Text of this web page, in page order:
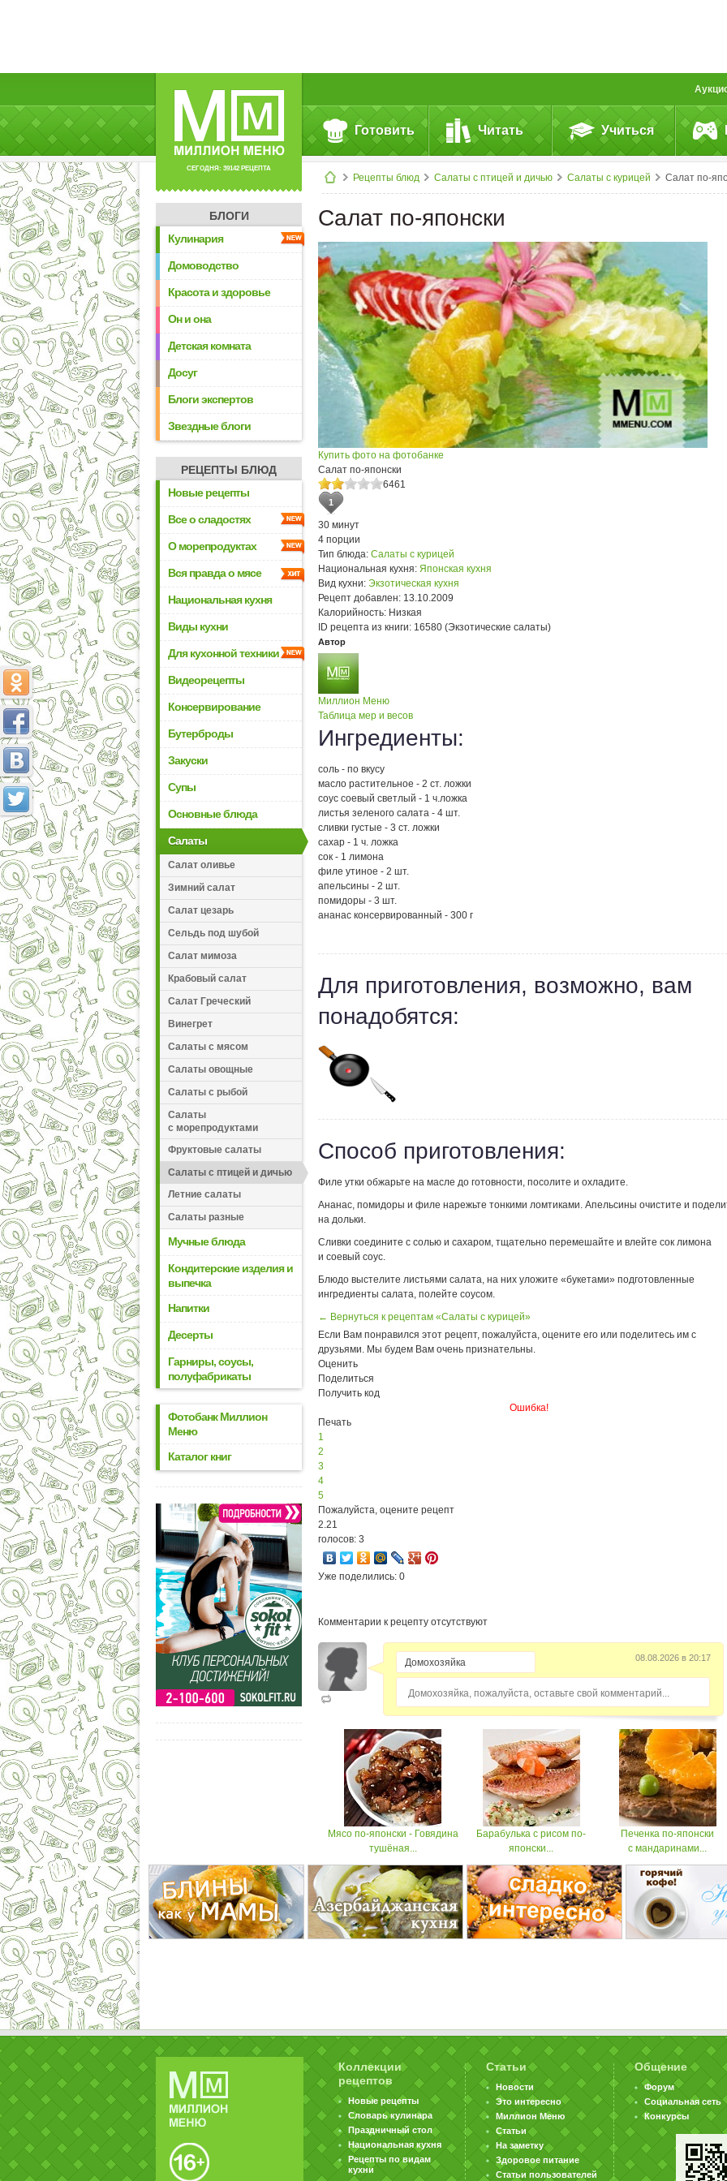
СЕГОДНЯ: 39142 РЕЦЕПТА
Готовить Читать Учиться
Рецепты блюд Салаты с птицей и дичью Салаты с курицей Салат по-
БЛОГИ
Кулинария
Домоводство
Красота и здоровье
Он и она
Детская комната
Досуг
Блоги экспертов
Звездные блоги
РЕЦЕПТЫ БЛЮД
Новые рецепты
Все о сладостях
О морепродуктах
Вся правда о мясе
Национальная кухня
Виды кухни
Для кухонной техники
Видеорецепты
Консервирование
Бутерброды
Закуски
Супы
Основные блюда
Салаты
Салат оливье
Зимний салат
Салат цезарь
Сельдь под шубой
Салат мимоза
Крабовый салат
Салат Греческий
Винегрет
Салаты с мясом
Салаты овощные
Салаты с рыбой
Салаты
с морепродуктами
Фруктовые салаты
Салаты с птицей и дичью
Летние салаты
Салаты разные
Мучные блюда
Кондитерские изделия и
выпечка
Напитки
Десерты
Гарниры, соусы,
полуфабрикаты
Фотобанк Миллион
Меню
Каталог книг
Салат по-японски
Купить фото на фотобанке
Салат по-японски
6461
1
30 минут
4 порции
Тип блюда: Салаты с курицей
Национальная кухня: Японская кухня
Вид кухни: Экзотическая кухня
Рецепт добавлен: 13.10.2009
Калорийность: Низкая
ID рецепта из книги: 16580 (Экзотические салаты)
Автор
Миллион Меню
Таблица мер и весов
Ингредиенты:
соль - по вкусу
масло растительное - 2 ст. ложки
соус соевый светлый - 1 ч.ложка
листья зеленого салата - 4 шт.
сливки густые - 3 ст. ложки
сахар - 1 ч. ложка
сок - 1 лимона
филе утиное - 2 шт.
апельсины - 2 шт.
помидоры - 3 шт.
ананас консервированный - 300 г
Для приготовления, возможно, вам
понадобятся:
Способ приготовления:
Филе утки обжарьте на масле до готовности, посолите и охладите.
Ананас, помидоры и филе нарежьте тонкими ломтиками. Апельсины очистите и
на дольки.
Сливки соедините с солью и сахаром, тщательно перемешайте и влейте сок лимона
и соевый соус.
Блюдо выстелите листьями салата, на них уложите «букетами» подготовленные
ингредиенты салата, полейте соусом.
← Вернуться к рецептам «Салаты с курицей»
Если Вам понравился этот рецепт, пожалуйста, оцените его или поделитесь им с
друзьями. Мы будем Вам очень признательны.
Оценить
Поделиться
Получить код
Ошибка!
Печать
1
2
3
4
5
Пожалуйста, оцените рецепт
2.21
голосов: 3
Уже поделились: 0
Комментарии к рецепту отсутствуют
08.08.2026 в 20:17
Домохозяйка, пожалуйста, оставьте свой комментарий...
Мясо по-японски - Говядина
тушёная...
Барабулька с рисом по-
японски...
Печенка по-японски
с мандаринами...
Коллекции
рецептов
Новые рецепты
Словарь кулинара
Праздничный стол
Национальная кухня
Рецепты по видам
кухни
Статьи
Новости
Это интересно
Миллион Меню
Статьи
На заметку
Здоровое питание
Статьи пользователей
Общение
Форум
Социальная сеть
Конкурсы